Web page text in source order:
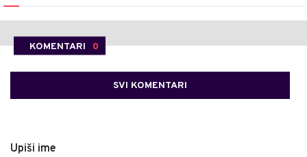
KOMENTARI 0
SVI KOMENTARI
Upiši ime